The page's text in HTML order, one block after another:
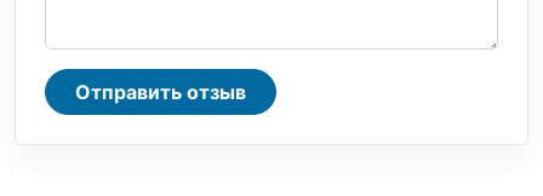
Отправить отзыв